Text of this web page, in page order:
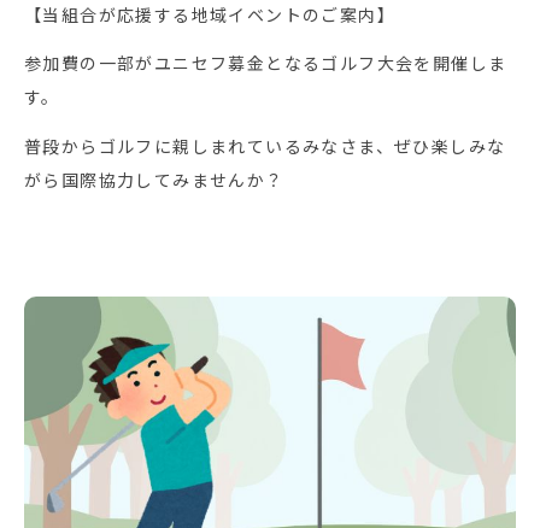
【当組合が応援する地域イベントのご案内】
参加費の一部がユニセフ募金となるゴルフ大会を開催しま
す。
普段からゴルフに親しまれているみなさま、ぜひ楽しみな
がら国際協力してみませんか？